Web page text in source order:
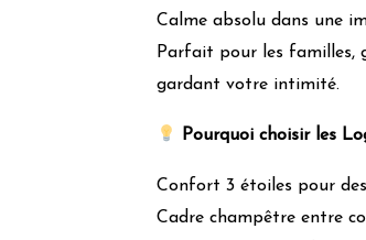
Métaux
Plastiques
Action pour
Valorisation des
Valorisation du
Calme absolu dans une
Parfait pour les familles,
gardant votre intimité.
Pourquoi choisir les
Confort 3 étoiles pour
Cadre champêtre entre